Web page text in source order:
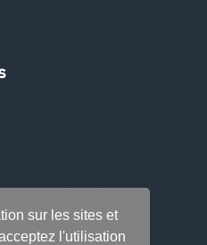
sur les sites et
l'utilisation